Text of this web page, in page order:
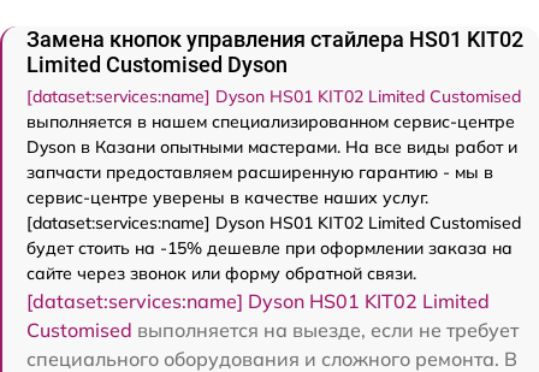
Замена кнопок управления стайлера HS01 KIT02
Limited Customised Dyson
[dataset:services:name] Dyson HS01 KIT02 Limited Customised
выполняется в нашем специализированном сервис-центре
Dyson в Казани опытными мастерами. На все виды работ и
запчасти предоставляем расширенную гарантию - мы в
сервис-центре уверены в качестве наших услуг.
[dataset:services:name] Dyson HS01 KIT02 Limited Customised
будет стоить на -15% дешевле при оформлении заказа на
сайте через звонок или форму обратной связи.
[dataset:services:name] Dyson HS01 KIT02 Limited
Customised выполняется на выезде, если не требует
специального оборудования и сложного ремонта. В